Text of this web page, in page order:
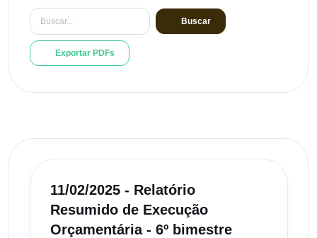
Buscar
Exportar PDFs
11/02/2025 - Relatório
Resumido de Execução
Orçamentária - 6º bimestre